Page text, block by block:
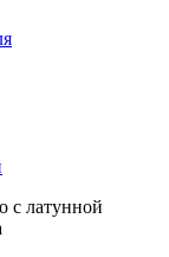
с латунной